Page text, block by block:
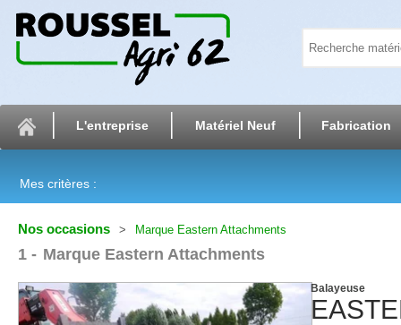
L'entreprise Matériel Neuf Fabrication
Mes critères :
Nos occasions Marque Eastern Attachments
1 Marque Eastern Attachments
Balayeuse